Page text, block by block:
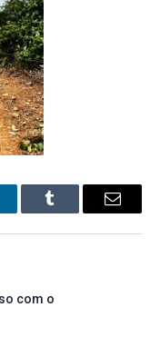
Tumblr
E-
com o